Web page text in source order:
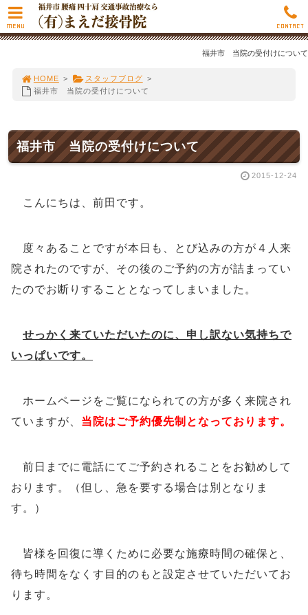
福井市 当院の受付けについて
HOME > スタッフブログ >
福井市 当院の受付けについて
福井市 当院の受付けについて
2015-12-24
こんにちは、前田です。
度々あることですが本日も、とび込みの方が４人来
院されたのですが、その後のご予約の方が詰まってい
たのでお断りすることとなってしまいました。
せっかく来ていただいたのに、申し訳ない気持ちで
いっぱいです。
ホームページをご覧になられての方が多く来院され
ていますが、 当院はご予約優先制となっております。
前日までに電話にてご予約されることをお勧めして
おります。（但し、急を要する場合は別となりま
す。）
皆様を回復に導くために必要な施療時間の確保と、
待ち時間をなくす目的のもと設定させていただいてお
ります。
MENU CONTACT